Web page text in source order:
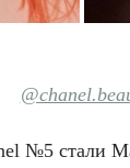
№5 стали